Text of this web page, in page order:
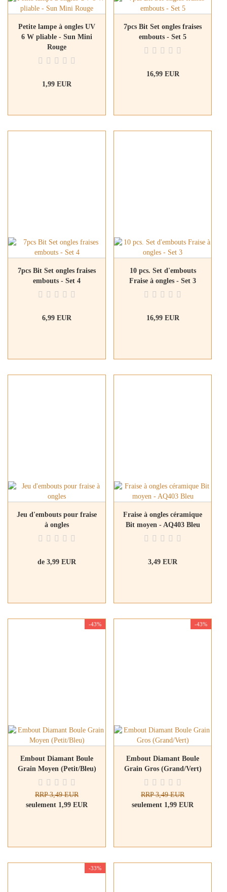
Petite lampe à ongles UV
6 W pliable - Sun Mini
Rouge
1,99 EUR
7pcs Bit Set ongles fraises
embouts - Set 5
16,99 EUR
7pcs Bit Set ongles fraises
embouts - Set 4
6,99 EUR
10 pcs. Set d'embouts
Fraise à ongles - Set 3
16,99 EUR
Jeu d'embouts pour fraise
à ongles
de 3,99 EUR
Fraise à ongles céramique
Bit moyen - AQ403 Bleu
3,49 EUR
-43%
Embout Diamant Boule
Grain Moyen (Petit/Bleu)
RRP 3,49 EUR
seulement 1,99 EUR
-43%
Embout Diamant Boule
Grain Gros (Grand/Vert)
RRP 3,49 EUR
seulement 1,99 EUR
-33%